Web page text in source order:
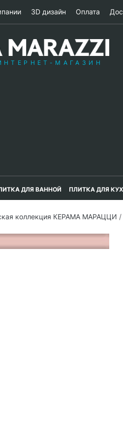
3D дизайн Оплата
МАГАЗИН
ДЛЯ ВАННОЙ ПЛИТКА ДЛЯ
коллекция КЕРАМА МАРАЦЦИ /